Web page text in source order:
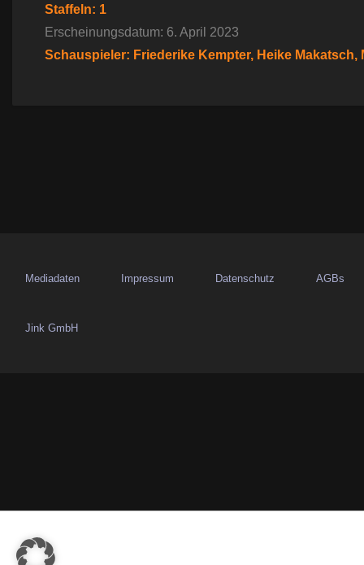
v
g
n
Staffeln: 1
Erscheinungsdatum: 6. April 2023
Schauspieler: Friederike Kempter, Heike
Mediadaten Impressum Datenschutz AGBs
Jink GmbH